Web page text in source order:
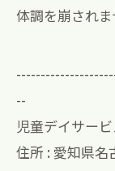
体調を崩され
--
児童デイサー
住所 : 愛知県名